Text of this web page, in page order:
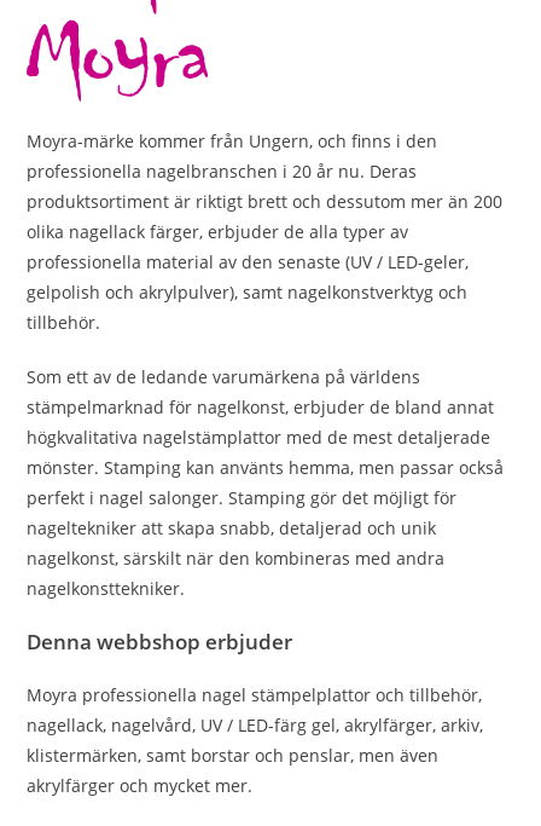
Moyra-märke kommer från Ungern, och finns i den
professionella nagelbranschen i 20 år nu. Deras
produktsortiment är riktigt brett och dessutom mer än 200
olika nagellack färger, erbjuder de alla typer av
professionella material av den senaste (UV / LED-geler,
gelpolish och akrylpulver), samt nagelkonstverktyg och
tillbehör.
Som ett av de ledande varumärkena på världens
stämpelmarknad för nagelkonst, erbjuder de bland annat
högkvalitativa nagelstämplattor med de mest detaljerade
mönster. Stamping kan använts hemma, men passar också
perfekt i nagel salonger. Stamping gör det möjligt för
nageltekniker att skapa snabb, detaljerad och unik
nagelkonst, särskilt när den kombineras med andra
nagelkonsttekniker.
Denna webbshop erbjuder
Moyra professionella nagel stämpelplattor och tillbehör,
nagellack, nagelvård, UV / LED-färg gel, akrylfärger, arkiv,
klistermärken, samt borstar och penslar, men även
akrylfärger och mycket mer.